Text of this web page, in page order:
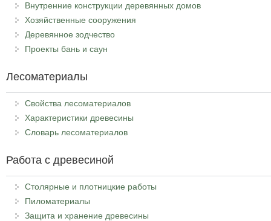
Внутренние конструкции деревянных домов
Хозяйственные сооружения
Деревянное зодчество
Проекты бань и саун
Лесоматериалы
Свойства лесоматериалов
Характеристики древесины
Словарь лесоматериалов
Работа с древесиной
Столярные и плотницкие работы
Пиломатериалы
Защита и хранение древесины